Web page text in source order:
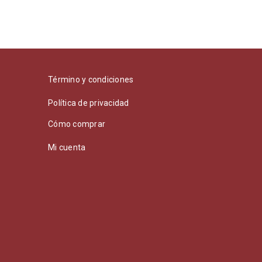
Término y condiciones
Política de privacidad
Cómo comprar
Mi cuenta